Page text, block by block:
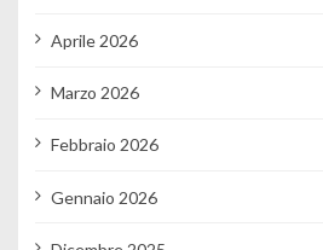
Aprile 2026
Marzo 2026
Febbraio 2026
Gennaio 2026